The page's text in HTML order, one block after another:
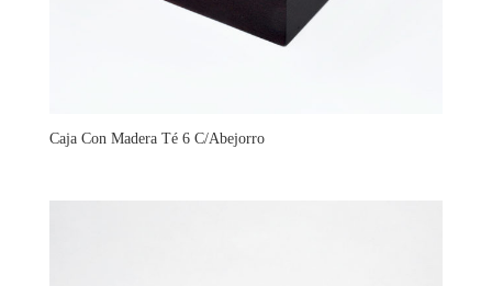
Caja Con Madera Té 6 C/Abejorro